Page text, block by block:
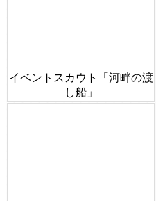
イベントスカウト「河畔の渡
し船」